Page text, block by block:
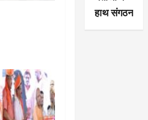
हाथ संगठन